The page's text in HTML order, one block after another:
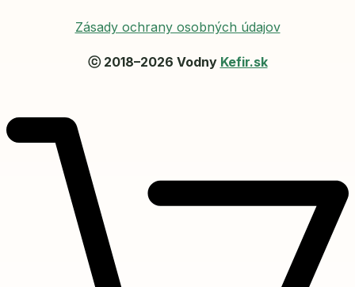
Zásady ochrany osobných údajov
ⓒ 2018–2026 Vodny Kefir.sk